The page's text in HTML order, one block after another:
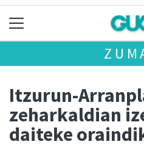
Itzurun-
zeharkaldian
daiteke